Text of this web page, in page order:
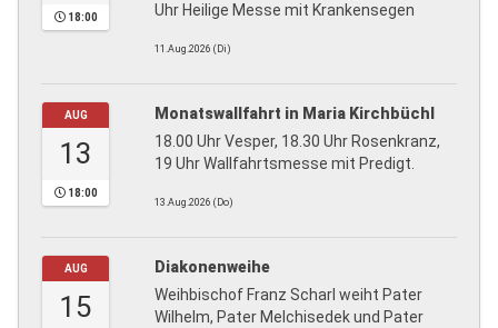
18:00
Uhr Heilige Messe mit Krankensegen
11.Aug.2026 (Di)
AUG
13
18:00
Monatswallfahrt in Maria Kirchbüchl
18.00 Uhr Vesper, 18.30 Uhr Rosenkranz,
19 Uhr Wallfahrtsmesse mit Predigt.
13.Aug.2026 (Do)
AUG
15
Diakonenweihe
Weihbischof Franz Scharl weiht Pater
Wilhelm, Pater Melchisedek und Pater